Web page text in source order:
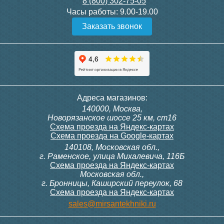
Конвектор ITT.080.200.1300
с решеткой GRILL.SGW-20-
Конвектор ITT.080.200.1000
с решеткой GRILL.SGW-20-
Конвектор ITT.080.200.1000
с решеткой GRILL.SGW-20-
Конвектор ITT.080.200.900 с
решеткой GRILL.SGA-20-
Подробнее Подробнее
300, 230В (врезной - квадр.
9 700
Siemens IRA 211
3 600
Часы работы: 9.00-19.00
Заказать звонок
Адреса магазинов:
140000, Москва,
Новорязанское шоссе 25 км, ст16
Схема проезда на Яндекс-картах
Схема проезда на Google-картах
140108, Московская обл.,
г. Раменское, улица Михалевича, 116Б
Схема проезда на Яндекс-картах
Московская обл.,
г. Бронницы, Каширский переулок, 68
Схема проезда на Яндекс-картах
sales@mirsantekhniki.ru